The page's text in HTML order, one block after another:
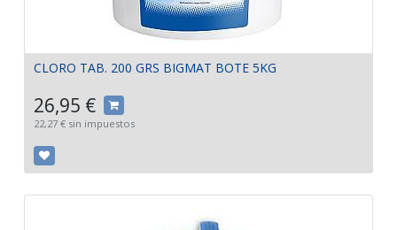
CLORO TAB. 200 GRS BIGMAT BOTE 5KG
26,95 €
22,27 € sin impuestos